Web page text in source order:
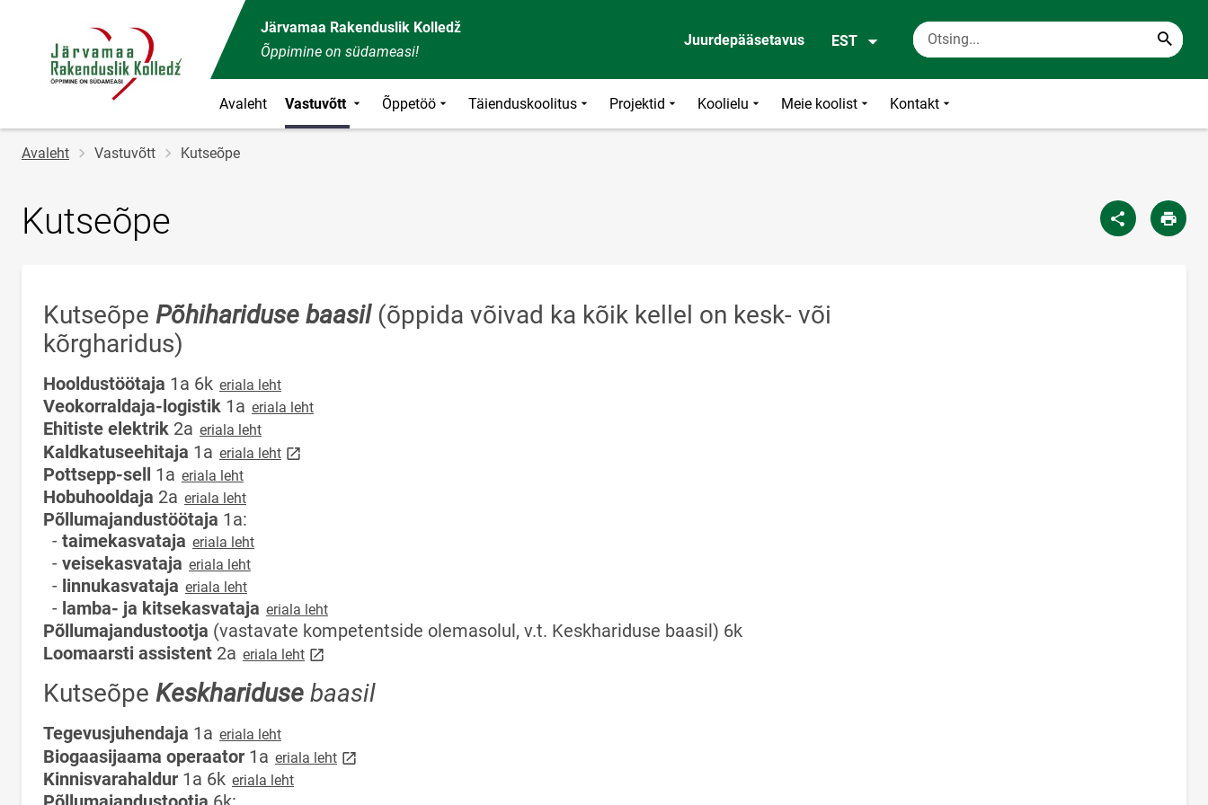
Järvamaa Rakenduslik Kolledž
Õppimine on südameasi!
Juurdepääsetavus EST
Avaleht Vastuvõtt Õppetöö Täienduskoolitus Projektid Koolielu Meie koolist Kontakt
Jälglink
Avaleht Vastuvõtt Kutseõpe
Kutseõpe
Kutseõpe Põhihariduse baasil(õppida võivad ka kõik kellel on kesk- või
kõrgharidus)
Hooldustöötaja 1a 6k eriala leht
Veokorraldaja-logistik 1a eriala leht
Ehitiste elektrik 2a eriala leht
Kaldkatuseehitaja 1a eriala lehtlink opens on new page
Pottsepp-sell 1a eriala leht
Hobuhooldaja 2a eriala leht
Põllumajandustöötaja 1a:
- taimekasvataja eriala leht
- veisekasvataja eriala leht
- linnukasvataja eriala leht
- lamba- ja kitsekasvataja eriala leht
Põllumajandustootja (vastavate kompetentside olemasolul, v.t. Keskhariduse baasil) 6k
Loomaarsti assistent 2a eriala lehtlink opens on new page
Kutseõpe Keskhariduse baasil
Tegevusjuhendaja 1a eriala leht
Biogaasijaama operaator 1a eriala lehtlink opens on new page
Kinnisvarahaldur 1a 6k eriala leht